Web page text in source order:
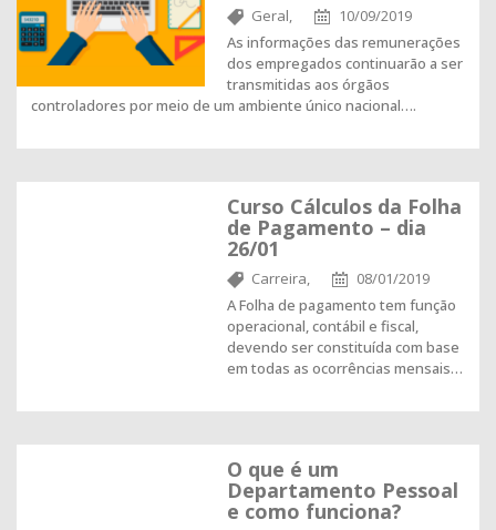
Geral,
10/09/2019
As informações das remunerações
dos empregados continuarão a ser
transmitidas aos órgãos
controladores por meio de um ambiente único nacional….
Curso Cálculos da Folha
de Pagamento – dia
26/01
Carreira,
08/01/2019
A Folha de pagamento tem função
operacional, contábil e fiscal,
devendo ser constituída com base
em todas as ocorrências mensais…
O que é um
Departamento Pessoal
e como funciona?